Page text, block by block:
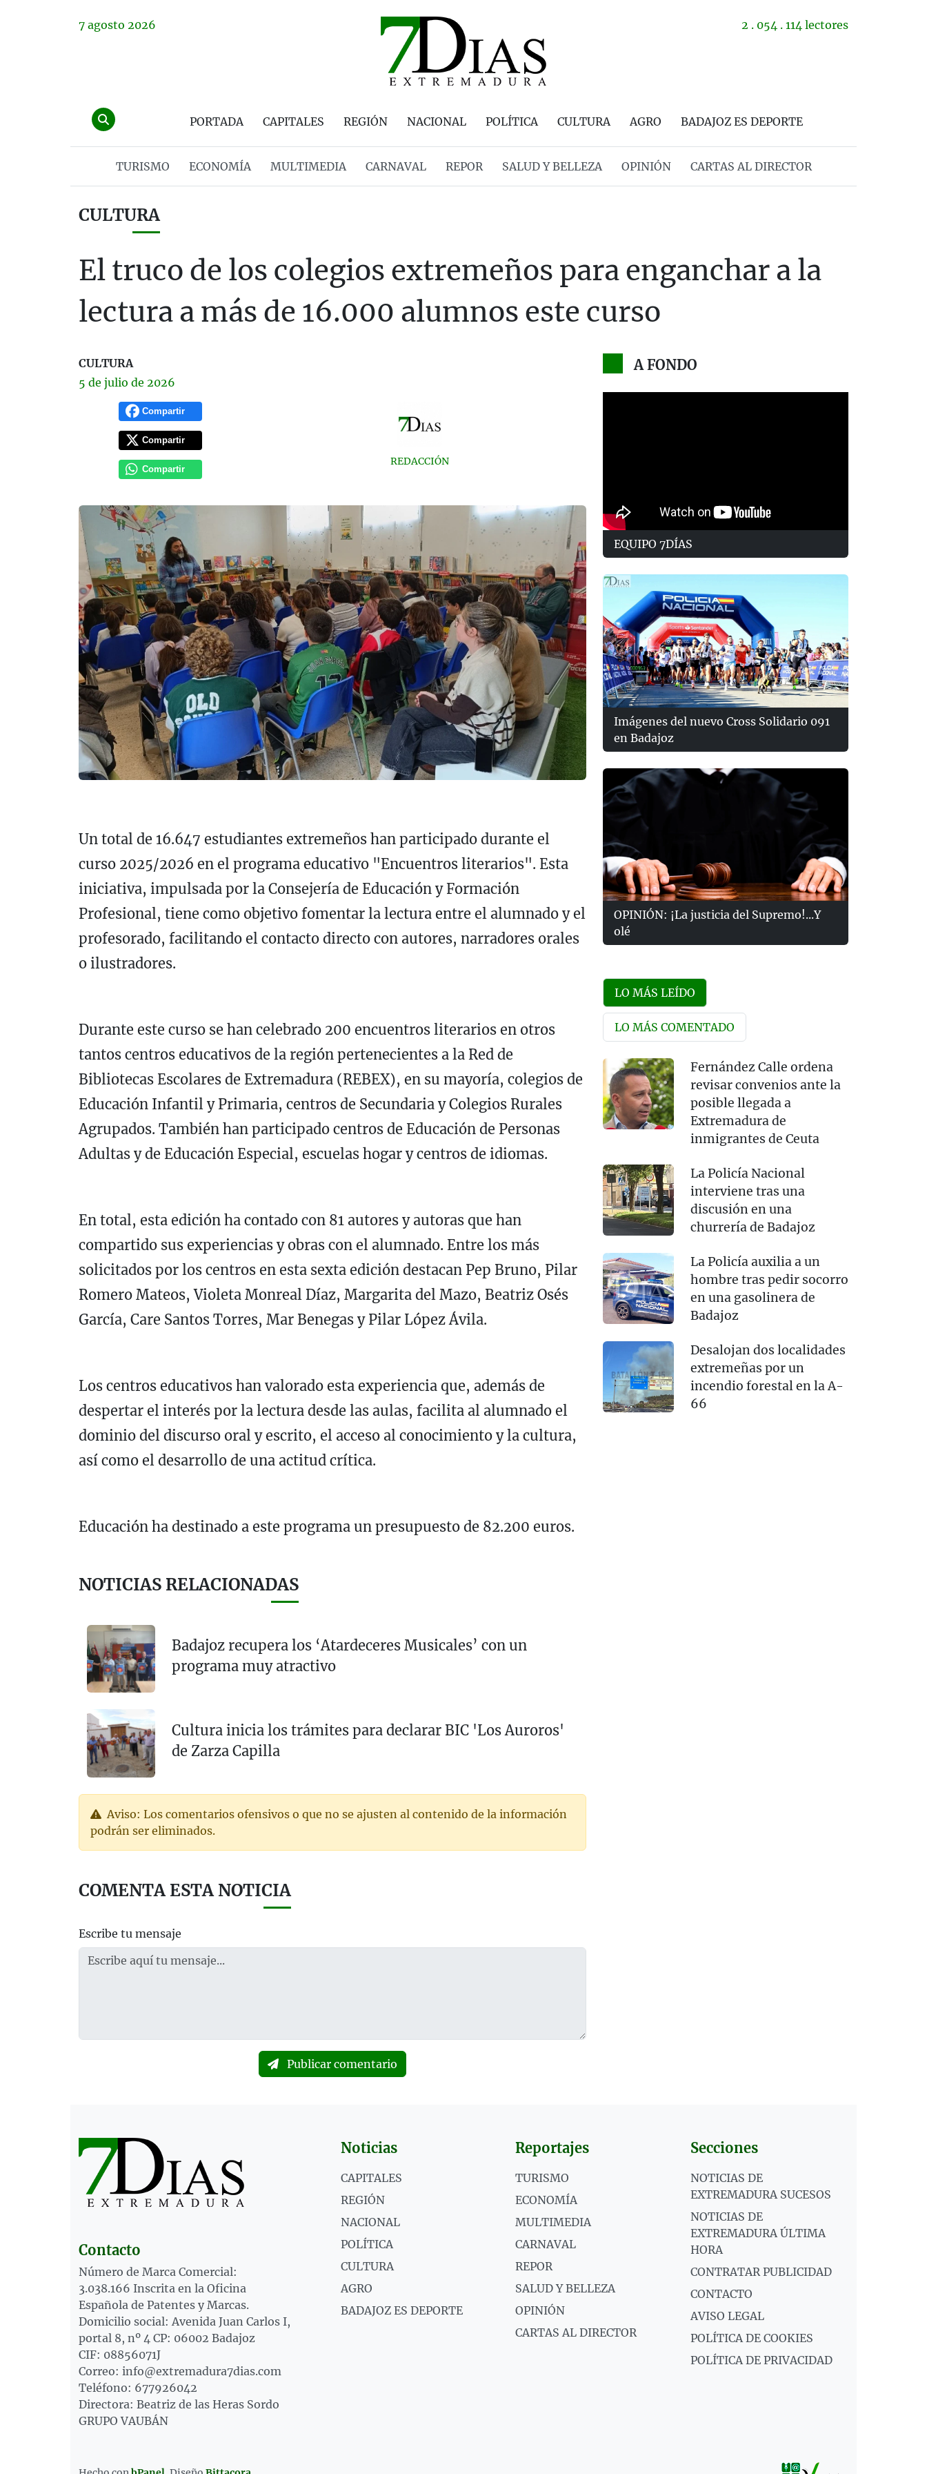
7 agosto 2026 2 . 054 . 114 lectores
PORTADA CAPITALES REGIÓN NACIONAL POLÍTICA CULTURA AGRO BADAJOZ ES DEPORTE
TURISMO ECONOMÍA MULTIMEDIA CARNAVAL REPOR SALUD Y BELLEZA OPINIÓN CARTAS AL DIRECTOR
CULTURA
El truco de los colegios extremeños para enganchar a la
lectura a más de 16.000 alumnos este curso
CULTURA
5 de julio de 2026
Compartir
Compartir
Compartir
REDACCIÓN
Un total de 16.647 estudiantes extremeños han participado durante el
curso 2025/2026 en el programa educativo "Encuentros literarios". Esta
iniciativa, impulsada por la Consejería de Educación y Formación
Profesional, tiene como objetivo fomentar la lectura entre el alumnado y el
profesorado, facilitando el contacto directo con autores, narradores orales
o ilustradores.
Durante este curso se han celebrado 200 encuentros literarios en otros
tantos centros educativos de la región pertenecientes a la Red de
Bibliotecas Escolares de Extremadura (REBEX), en su mayoría, colegios de
Educación Infantil y Primaria, centros de Secundaria y Colegios Rurales
Agrupados. También han participado centros de Educación de Personas
Adultas y de Educación Especial, escuelas hogar y centros de idiomas.
En total, esta edición ha contado con 81 autores y autoras que han
compartido sus experiencias y obras con el alumnado. Entre los más
solicitados por los centros en esta sexta edición destacan Pep Bruno, Pilar
Romero Mateos, Violeta Monreal Díaz, Margarita del Mazo, Beatriz Osés
García, Care Santos Torres, Mar Benegas y Pilar López Ávila.
Los centros educativos han valorado esta experiencia que, además de
despertar el interés por la lectura desde las aulas, facilita al alumnado el
dominio del discurso oral y escrito, el acceso al conocimiento y la cultura,
así como el desarrollo de una actitud crítica.
Educación ha destinado a este programa un presupuesto de 82.200 euros.
NOTICIAS RELACIONADAS
Badajoz recupera los ‘Atardeceres Musicales’ con un
programa muy atractivo
Cultura inicia los trámites para declarar BIC 'Los Auroros'
de Zarza Capilla
Aviso: Los comentarios ofensivos o que no se ajusten al contenido de la información
podrán ser eliminados.
COMENTA ESTA NOTICIA
Escribe tu mensaje
Publicar comentario
A FONDO
EQUIPO 7DÍAS
Imágenes del nuevo Cross Solidario 091
en Badajoz
OPINIÓN: ¡La justicia del Supremo!...Y
olé
LO MÁS LEÍDO
LO MÁS COMENTADO
Fernández Calle ordena
revisar convenios ante la
posible llegada a
Extremadura de
inmigrantes de Ceuta
La Policía Nacional
interviene tras una
discusión en una
churrería de Badajoz
La Policía auxilia a un
hombre tras pedir socorro
en una gasolinera de
Badajoz
Desalojan dos localidades
extremeñas por un
incendio forestal en la A-
66
Contacto
Número de Marca Comercial:
3.038.166 Inscrita en la Oficina
Española de Patentes y Marcas.
Domicilio social: Avenida Juan Carlos I,
portal 8, nº 4 CP: 06002 Badajoz
CIF: 08856071J
Correo: info@extremadura7dias.com
Teléfono: 677926042
Directora: Beatriz de las Heras Sordo
GRUPO VAUBÁN
Noticias
CAPITALES
REGIÓN
NACIONAL
POLÍTICA
CULTURA
AGRO
BADAJOZ ES DEPORTE
Reportajes
TURISMO
ECONOMÍA
MULTIMEDIA
CARNAVAL
REPOR
SALUD Y BELLEZA
OPINIÓN
CARTAS AL DIRECTOR
Secciones
NOTICIAS DE
EXTREMADURA SUCESOS
NOTICIAS DE
EXTREMADURA ÚLTIMA
HORA
CONTRATAR PUBLICIDAD
CONTACTO
AVISO LEGAL
POLÍTICA DE COOKIES
POLÍTICA DE PRIVACIDAD